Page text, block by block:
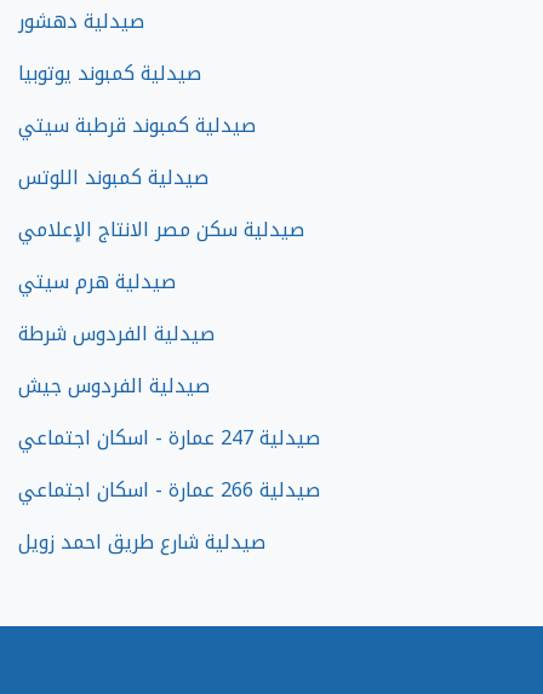
صيدلية دهشور
صيدلية كمبوند يوتوبيا
صيدلية كمبوند قرطبة سيتي
صيدلية كمبوند اللوتس
صيدلية سكن مصر الانتاج الإعلامي
صيدلية هرم سيتي
صيدلية الفردوس شرطة
صيدلية الفردوس جيش
صيدلية 247 عمارة - اسكان اجتماعي
صيدلية 266 عمارة - اسكان اجتماعي
صيدلية شارع طريق احمد زويل